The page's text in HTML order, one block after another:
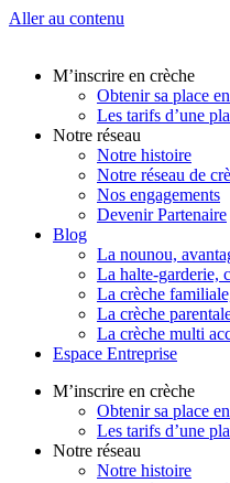
Aller au contenu
M’inscrire en crèche
Obtenir sa place
Les tarifs d’une
Notre réseau
Notre histoire
Notre réseau de
Nos engagements
Devenir Partenaire
Blog
La nounou,
La halte-garderie,
La crèche
La crèche
La crèche multi
Espace Entreprise
M’inscrire en crèche
Obtenir sa place
Les tarifs d’une
Notre réseau
Notre histoire